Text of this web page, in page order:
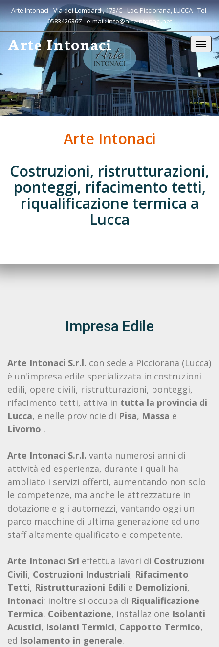
Arte Intonaci - Via dei Lombardi, 173/C - Loc. Picciorana, LUCCA - Tel.
0583426367- e-mail:info@arteintonaci.net
Arte Intonaci
Arte Intonaci
Costruzioni, ristrutturazioni,
ponteggi, rifacimento tetti,
riqualificazione termica a
Lucca
Impresa Edile
Arte Intonaci S.r.l. con sede a Picciorana (Lucca)
è un'impresa edile specializzata in costruzioni
edili, opere civili, ristrutturazioni, ponteggi,
rifacimento tetti, attiva in tutta la provincia di
Lucca, e nelle provincie di Pisa, Massa e
Livorno .
Arte Intonaci S.r.l. vanta numerosi anni di
attività ed esperienza, durante i quali ha
ampliato i servizi offerti, aumentando non solo
le competenze, ma anche le attrezzature in
dotazione e gli automezzi, vantando oggi un
parco macchine di ultima generazione ed uno
staff altamente qualificato e competente.
Arte Intonaci Srl effettua lavori di Costruzioni
Civili, Costruzioni Industriali, Rifacimento
Tetti, Ristrutturazioni Edili e Demolizioni,
Intonaci; inoltre si occupa di Riqualificazione
Termica, Coibentazione, installazione Isolanti
Acustici, Isolanti Termici, Cappotto Termico,
ed Isolamento in generale.